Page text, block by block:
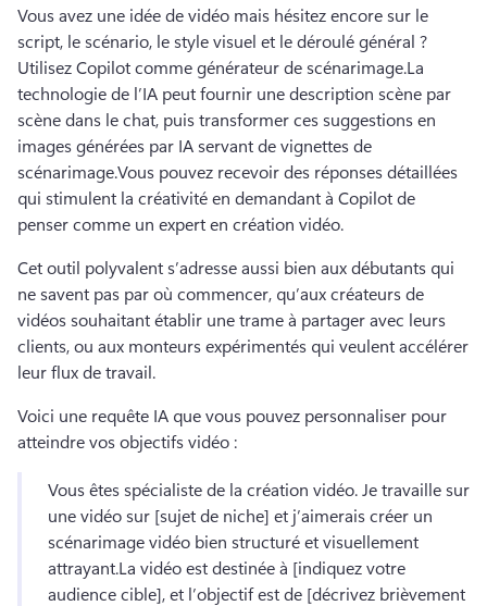
Vous avez une idée de vidéo mais hésitez encore sur le
script, le scénario, le style visuel et le déroulé général ?
Utilisez Copilot comme générateur de scénarimage.La
technologie de l’IA peut fournir une description scène par
scène dans le chat, puis transformer ces suggestions en
images générées par IA servant de vignettes de
scénarimage.Vous pouvez recevoir des réponses détaillées
qui stimulent la créativité en demandant à Copilot de
penser comme un expert en création vidéo.
Cet outil polyvalent s’adresse aussi bien aux débutants qui
ne savent pas par où commencer, qu’aux créateurs de
vidéos souhaitant établir une trame à partager avec leurs
clients, ou aux monteurs expérimentés qui veulent accélérer
leur flux de travail.
Voici une requête IA que vous pouvez personnaliser pour
atteindre vos objectifs vidéo :
Vous êtes spécialiste de la création vidéo. Je travaille sur
une vidéo sur [sujet de niche] et j’aimerais créer un
scénarimage vidéo bien structuré et visuellement
attrayant.La vidéo est destinée à [indiquez votre
audience cible], et l’objectif est de [décrivez brièvement